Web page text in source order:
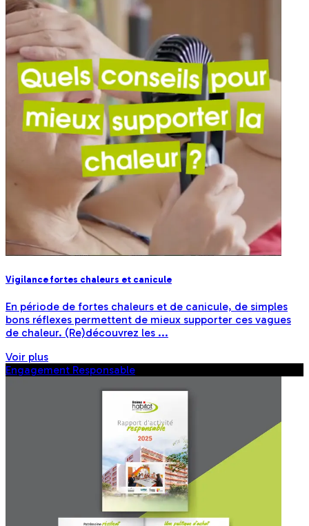
Vigilance fortes chaleurs et canicule
En période de fortes chaleurs et de canicule, de simples
bons réflexes permettent de mieux supporter ces vagues
de chaleur. (Re)découvrez les ...
Voir plus
Engagement Responsable